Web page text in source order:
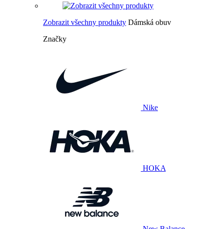
Zobrazit všechny produkty Dámská obuv
Značky
Nike
HOKA